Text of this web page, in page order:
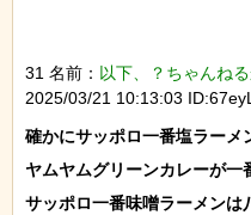
31 名前： 以下、？ちゃんね
2025/03/21 10:13:03
確かにサッポロ一番塩ラーメ
ヤムヤムグリーンカレーが一
サッポロ一番味噌ラーメンは